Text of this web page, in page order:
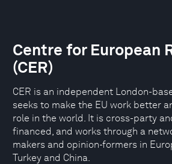
Centre for European
(CER)
CER is an independent London-
seeks to make the EU work better
role in the world. It is cross-party
financed, and works through a
makers and opinion-formers in
Turkey and China.